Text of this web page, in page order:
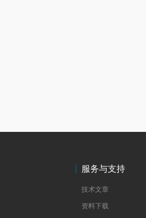
服务与支持
技术文章
资料下载